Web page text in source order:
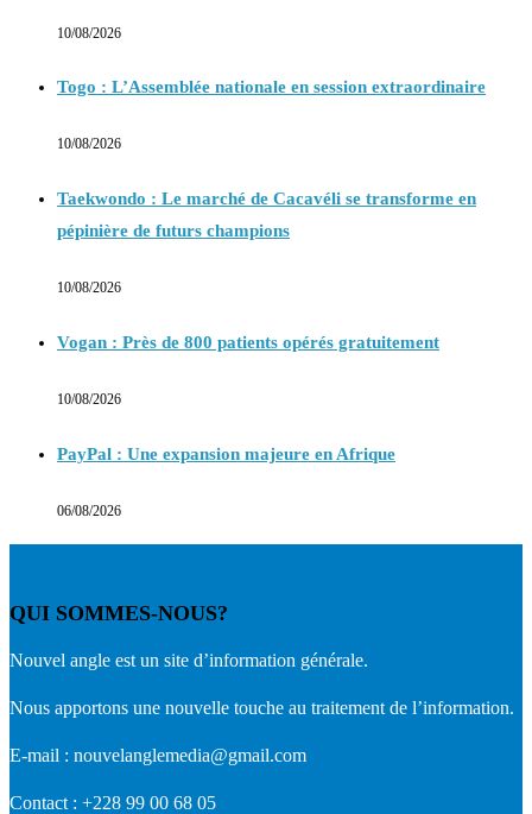
10/08/2026
Togo : L’Assemblée nationale en session extraordinaire
10/08/2026
Taekwondo : Le marché de Cacavéli se transforme en
pépinière de futurs champions
10/08/2026
Vogan : Près de 800 patients opérés gratuitement
10/08/2026
PayPal : Une expansion majeure en Afrique
06/08/2026
QUI SOMMES-NOUS?
Nouvel angle est un site d’information générale.
Nous apportons une nouvelle touche au traitement de l’information.
E-mail : nouvelanglemedia@gmail.com
Contact : +228 99 00 68 05